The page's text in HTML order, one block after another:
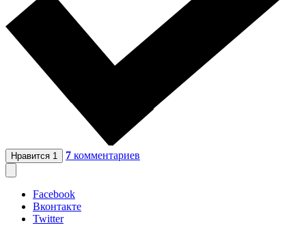
Нравится 1 7 комментариев
Facebook
Вконтакте
Twitter